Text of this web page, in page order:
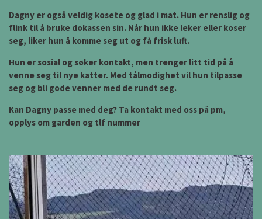
Dagny er også veldig kosete og glad i mat. Hun er renslig og
flink til å bruke dokassen sin. Når hun ikke leker eller koser
seg, liker hun å komme seg ut og få frisk luft.
Hun er sosial og søker kontakt, men trenger litt tid på å
venne seg til nye katter. Med tålmodighet vil hun tilpasse
seg og bli gode venner med de rundt seg.
Kan Dagny passe med deg? Ta kontakt med oss på pm,
opplys om garden og tlf nummer